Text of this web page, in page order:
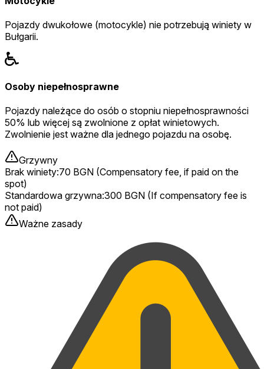
Pojazdy dwukołowe (motocykle) nie potrzebują winiety w
Bułgarii.
Osoby niepełnosprawne
Pojazdy należące do osób o stopniu niepełnosprawności
50% lub więcej są zwolnione z opłat winietowych.
Zwolnienie jest ważne dla jednego pojazdu na osobę.
Grzywny
Brak winiety:70 BGN (Compensatory fee, if paid on the
spot)
Standardowa grzywna:300 BGN (If compensatory fee is
not paid)
Ważne zasady